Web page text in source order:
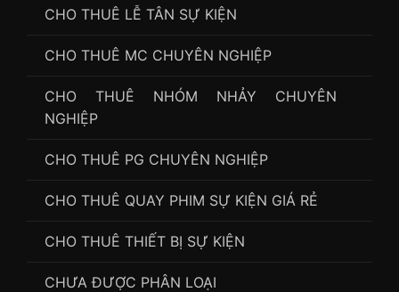
CHO THUÊ LỄ TÂN SỰ KIỆN
CHO THUÊ MC CHUYÊN NGHIỆP
CHO THUÊ NHÓM NHẢY CHUYÊN
NGHIỆP
CHO THUÊ PG CHUYÊN NGHIỆP
CHO THUÊ QUAY PHIM SỰ KIỆN GIÁ RẺ
CHO THUÊ THIẾT BỊ SỰ KIỆN
CHƯA ĐƯỢC PHÂN LOẠI